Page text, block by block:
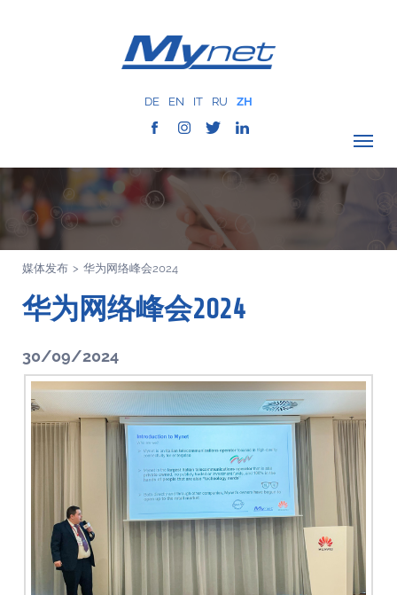
DE EN IT RU ZH
驗證覆蓋範圍
公司
网络服务
服务
MYNET
通讯
联系我们
媒体发布 > 华为网络峰会2024
华为网络峰会2024
30/09/2024